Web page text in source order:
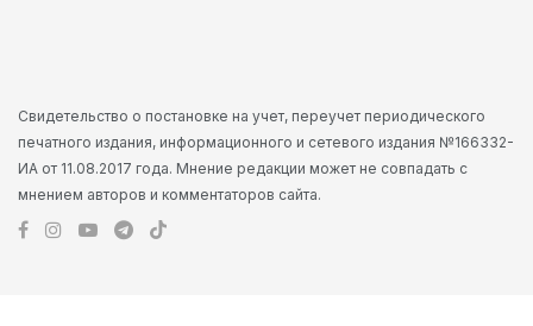
Свидетельство о постановке на учет, переучет периодического
печатного издания, информационного и сетевого издания №166332-
ИА от 11.08.2017 года. Мнение редакции может не совпадать с
мнением авторов и комментаторов сайта.